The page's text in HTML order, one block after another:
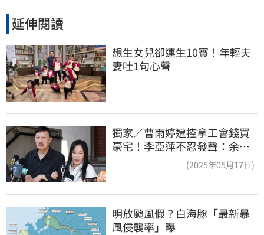
延伸閱讀
想生女兒卻連生10寶！年輕夫
妻吐1句心聲
獨家／曹雨婷遭控拿工會錢買
豪宅！李亞萍不忍發聲：余天
(2025年05月17日)
明放颱風假？白海豚「最新暴
風侵襲率」曝